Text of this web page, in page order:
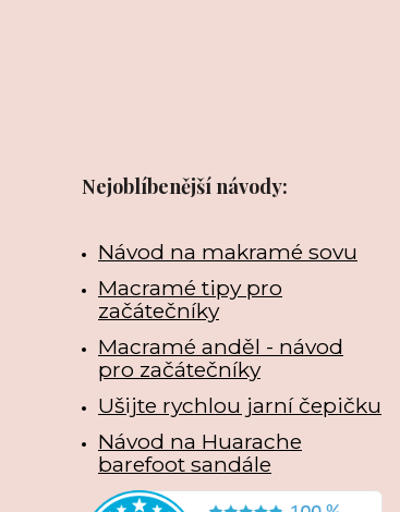
Nejoblíbenější návody:
Návod na makramé sovu
Macramé tipy pro
začátečníky
Macramé anděl - návod
pro začátečníky
Ušijte rychlou jarní čepičku
Návod na Huarache
barefoot sandále